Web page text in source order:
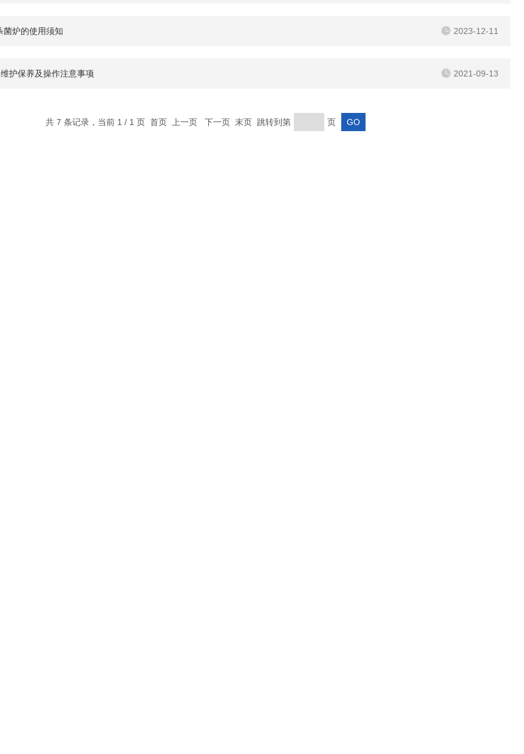
菌炉的使用须知 2023-12-11
护保养及操作注意事项 2021-09-13
共 7 条记录，当前 1 / 1 页 首页 上一页 下一页 末页 跳转到第 页